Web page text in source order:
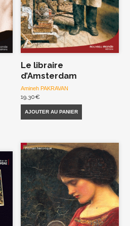
Le libraire
d’Amsterdam
Amineh PAKRAVAN
19,30€
AJOUTER AU PANIER